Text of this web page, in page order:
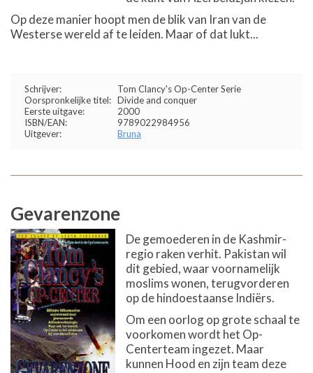
Op deze manier hoopt men de blik van Iran van de
Westerse wereld af te leiden. Maar of dat lukt...
Schrijver:
Tom Clancy's Op-Center Serie
Oorspronkelijke titel: Divide and conquer
Eerste uitgave:
2000
ISBN/EAN:
9789022984956
Uitgever:
Bruna
Gevarenzone
De gemoederen in de Kashmir-
regio raken verhit. Pakistan wil
dit gebied, waar voornamelijk
moslims wonen, terugvorderen
op de hindoestaanse Indiërs.
Om een oorlog op grote schaal te
voorkomen wordt het Op-
Centerteam ingezet. Maar
kunnen Hood en zijn team deze